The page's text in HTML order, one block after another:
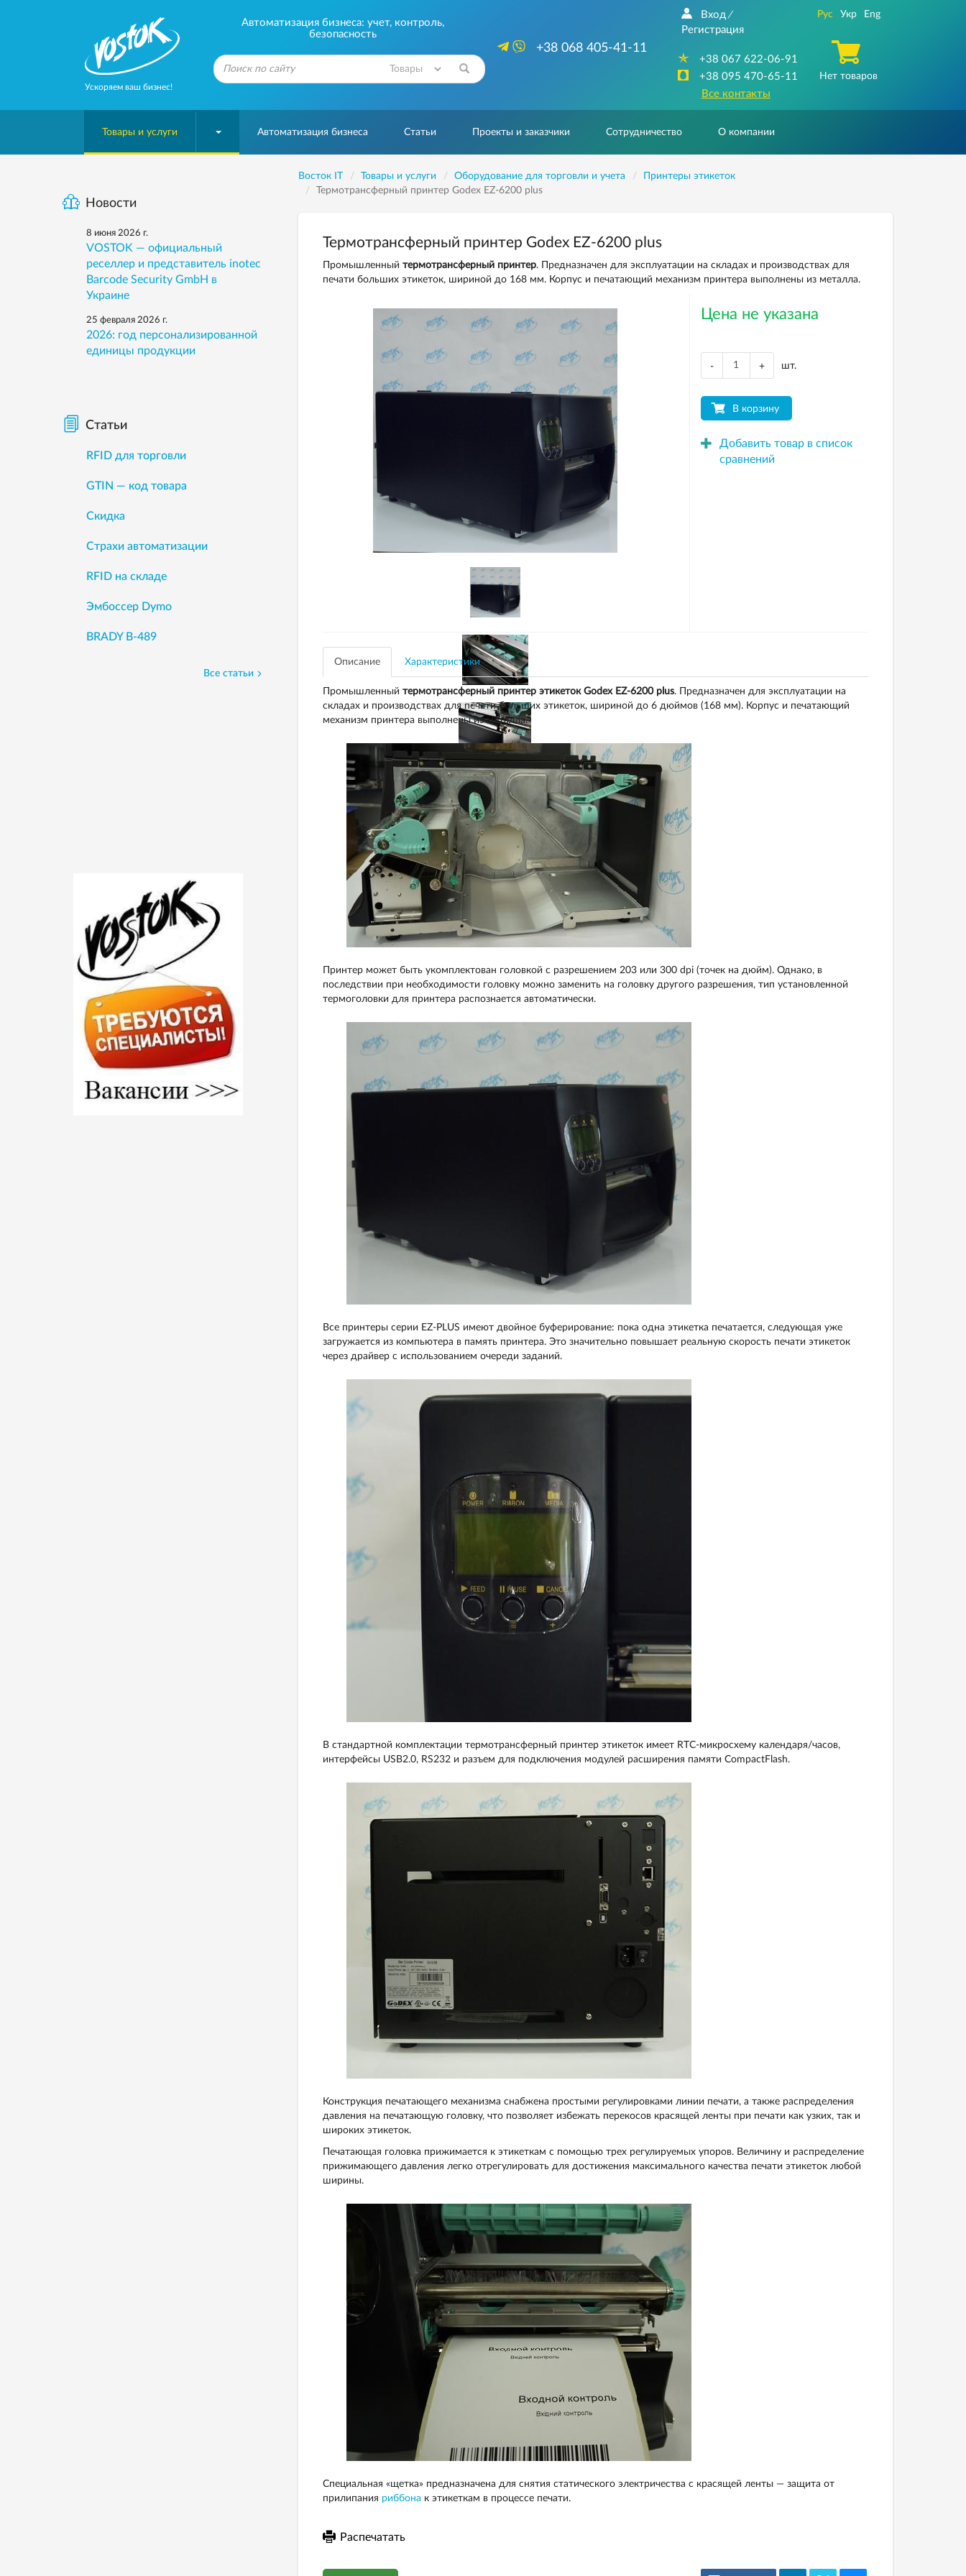
Ускоряем ваш бизнес!
Автоматизация бизнеса: учет, контроль,
безопасность
+38 068 405-41-11
Вход /
Регистрация
+38 067 622-06-91
+38 095 470-65-11
Все контакты
Рус Укр Eng
Нет товаров
Товары и услуги Автоматизация бизнеса Статьи Проекты и заказчики Сотрудничество О компании
Восток IT Товары и услуги Оборудование для торговли и учета
Принтеры этикеток
Термотрансферный принтер Godex EZ-6200 plus
Термотрансферный принтер Godex EZ-6200 plus
Промышленный термотрансферный принтер. Предназначен для эксплуатации на складах и производствах для
печати больших этикеток, шириной до 168 мм. Корпус и печатающий механизм принтера выполнены из металла.
Цена не указана
- + шт.
В корзину
Добавить товар в список
сравнений
Описание Характеристики
Промышленный термотрансферный принтер этикеток Godex EZ-6200 plus. Предназначен для эксплуатации на
складах и производствах для печати больших этикеток, шириной до 6 дюймов (168 мм). Корпус и печатающий
механизм принтера выполнены из металла.
Принтер может быть укомплектован головкой с разрешением 203 или 300 dpi (точек на дюйм). Однако, в
последствии при необходимости головку можно заменить на головку другого разрешения, тип установленной
термоголовки для принтера распознается автоматически.
Все принтеры серии EZ-PLUS имеют двойное буферирование: пока одна этикетка печатается, следующая уже
загружается из компьютера в память принтера. Это значительно повышает реальную скорость печати этикеток
через драйвер с использованием очереди заданий.
В стандартной комплектации термотрансферный принтер этикеток имеет RTC-микросхему календаря/часов,
интерфейсы USB2.0, RS232 и разъем для подключения модулей расширения памяти CompactFlash.
Конструкция печатающего механизма снабжена простыми регулировками линии печати, а также распределения
давления на печатающую головку, что позволяет избежать перекосов красящей ленты при печати как узких, так и
широких этикеток.
Печатающая головка прижимается к этикеткам с помощью трех регулируемых упоров. Величину и распределение
прижимающего давления легко отрегулировать для достижения максимального качества печати этикеток любой
ширины.
Специальная «щетка» предназначена для снятия статического электричества с красящей ленты — защита от
прилипания риббона к этикеткам в процессе печати.
Распечатать
Новости
8 июня 2026 г.
VOSTOK — официальный
реселлер и представитель inotec
Barcode Security GmbH в
Украине
25 февраля 2026 г.
2026: год персонализированной
единицы продукции
Статьи
RFID для торговли
GTIN — код товара
Скидка
Страхи автоматизации
RFID на складе
Эмбоссер Dymo
BRADY B-489
Все статьи